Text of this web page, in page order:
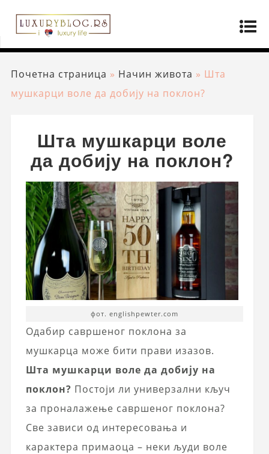
Почетна страница » Начин живота » Шта
мушкарци воле да добију на поклон?
Шта мушкарци воле
да добију на поклон?
фот. englishpewter.com
Одабир савршеног поклона за
мушкарца може бити прави изазов.
Шта мушкарци воле да добију на
поклон? Постоји ли универзални кључ
за проналажење савршеног поклона?
Све зависи од интересовања и
карактера примаоца – неки људи воле